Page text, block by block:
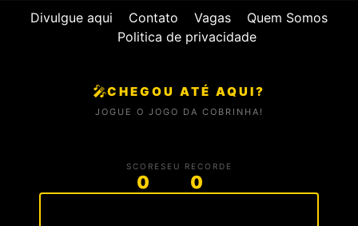
Divulgue aqui Contato Vagas
Quem Somos
Politica de privacidade
🎤CHEGOU ATÉ AQUI?
JOGUE O JOGO DA COBRINHA!
SCORE
0
SEU RECORDE
0